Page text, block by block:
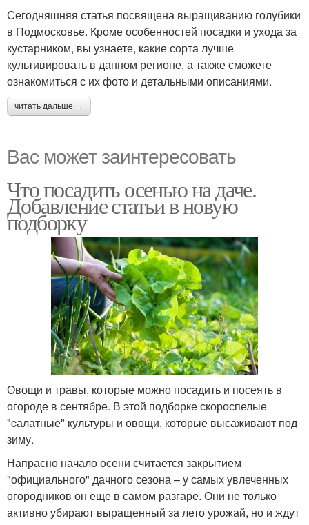
Сегодняшняя статья посвящена выращиванию голубики
в Подмосковье. Кроме особенностей посадки и ухода за
кустарником, вы узнаете, какие сорта лучше
культивировать в данном регионе, а также сможете
ознакомиться с их фото и детальными описаниями.
читать дальше →
Вас может заинтересовать
Что посадить осенью на даче.
Добавление статьи в новую
подборку
Овощи и травы, которые можно посадить и посеять в
огороде в сентябре. В этой подборке скороспелые
"cалатные" культуры и овощи, которые высаживают под
зиму.
Напрасно начало осени считается закрытием
"официального" дачного сезона – у самых увлеченных
огородников он еще в самом разгаре. Они не только
активно убирают выращенный за лето урожай, но и ждут